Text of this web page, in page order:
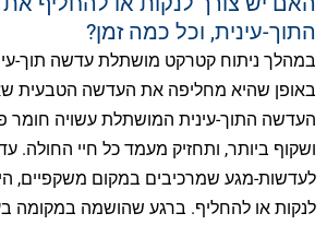
התוך-עינית, וכל כמה זמן?
במהלך ניתוח קטרקט מושתלת עדשה תוך-
באופן שהיא מחליפה את העדשה הטבעית
העדשה התוך-עינית המושתלת עשויה חומר
ושקוף ביותר, ותחזיק מעמד כל חיי החולה.
לעדשות-מגע שמרכיבים במקום משקפיים,
לנקות או להחליף. ברגע שהושמה במקומה